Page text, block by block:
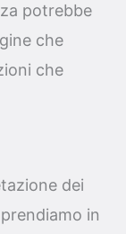
potrebbe
che
che
dei
in